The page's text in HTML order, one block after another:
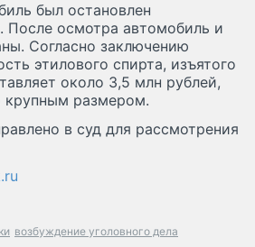
был остановлен
осмотра автомобиль и
Согласно заключению
этилового спирта, изъятого
около 3,5 млн рублей,
крупным размером.
в суд для рассмотрения
возбуждение уголовного дела